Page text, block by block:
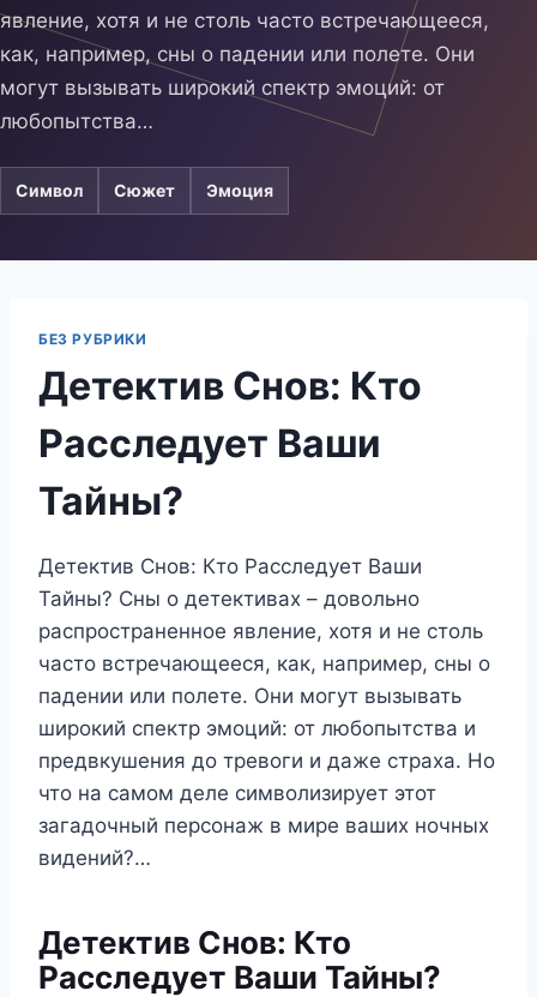
явление, хотя и не столь часто встречающееся,
как, например, сны о падении или полете. Они
могут вызывать широкий спектр эмоций: от
любопытства…
Символ Сюжет Эмоция
БЕЗ РУБРИКИ
Детектив Снов: Кто
Расследует Ваши
Тайны?
Детектив Снов: Кто Расследует Ваши
Тайны? Сны о детективах – довольно
распространенное явление, хотя и не столь
часто встречающееся, как, например, сны о
падении или полете. Они могут вызывать
широкий спектр эмоций: от любопытства и
предвкушения до тревоги и даже страха. Но
что на самом деле символизирует этот
загадочный персонаж в мире ваших ночных
видений?…
Детектив Снов: Кто
Расследует Ваши Тайны?